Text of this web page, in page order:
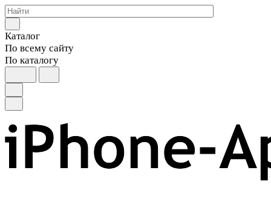
Каталог
По всему сайту
По каталогу